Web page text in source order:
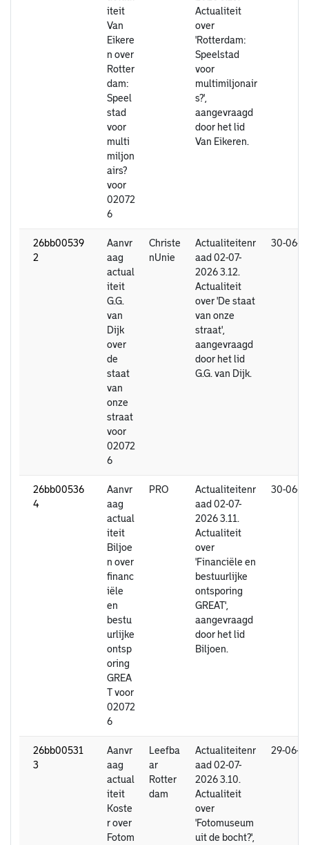
iteit
Van
Eikere
n over
Rotter
dam:
Speel
stad
voor
multi
miljon
airs?
voor
02072
6
Actualiteit
over
'Rotterdam:
Speelstad
voor
multimiljonair
s?',
aangevraagd
door het lid
Van Eikeren.
26bb00539
2
Aanvr
aag
actual
iteit
G.G.
van
Dijk
over
de
staat
van
onze
straat
voor
02072
6
Christe
nUnie
Actualiteitenr
aad 02-07-
2026 3.12.
Actualiteit
over 'De staat
van onze
straat',
aangevraagd
door het lid
G.G. van Dijk.
30-06-
26bb00536
4
Aanvr
aag
actual
iteit
Biljoe
n over
financ
iële
en
bestu
urlijke
ontsp
oring
GREA
T voor
02072
6
PRO
Actualiteitenr
aad 02-07-
2026 3.11.
Actualiteit
over
'Financiële en
bestuurlijke
ontsporing
GREAT',
aangevraagd
door het lid
Biljoen.
30-06-
26bb00531
3
Aanvr
aag
actual
iteit
Koste
r over
Fotom
Leefba
ar
Rotter
dam
Actualiteitenr
aad 02-07-
2026 3.10.
Actualiteit
over
'Fotomuseum
uit de bocht?',
29-06-